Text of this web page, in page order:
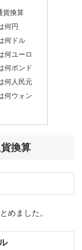
貨換算
何円
何ドル
何ユーロ
何ポンド
何人民元
何ウォン
換算
めました。